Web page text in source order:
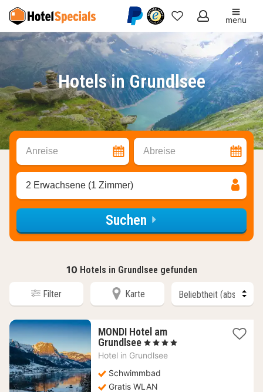
Meine
Favoriten
menu
Hotels in Grundlsee
Anreise Abreise
2 Erwachsene (1 Zimmer)
Suchen
10 Hotels in Grundlsee gefunden
Filter Karte
MONDI Hotel am
Grundlsee 1
Nacht
185,45
€
, 4 Sterne
Hotel in Grundlsee
Schwimmbad
Gratis WLAN